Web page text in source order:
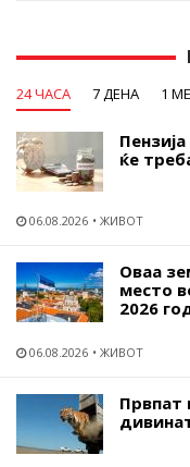
24 ЧАСА 7 ДЕНА 1
ќе
06.08.2026 ЖИВОТ
Оваа
место
2026
06.08.2026 ЖИВОТ
Првпат